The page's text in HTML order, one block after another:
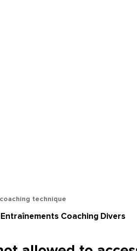
technique
Entraînements Coaching Divers